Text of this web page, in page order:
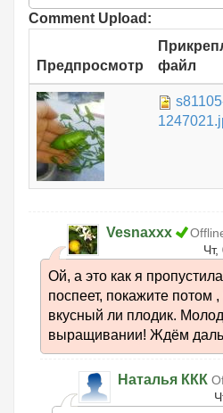
Comment Upload:
Предпросмотр
файл
Vesnaxxx
Ой, а это как я
поспеет, покажите потом
вкусный ли плодик.
выращивании! Ждём
Наталья ККК